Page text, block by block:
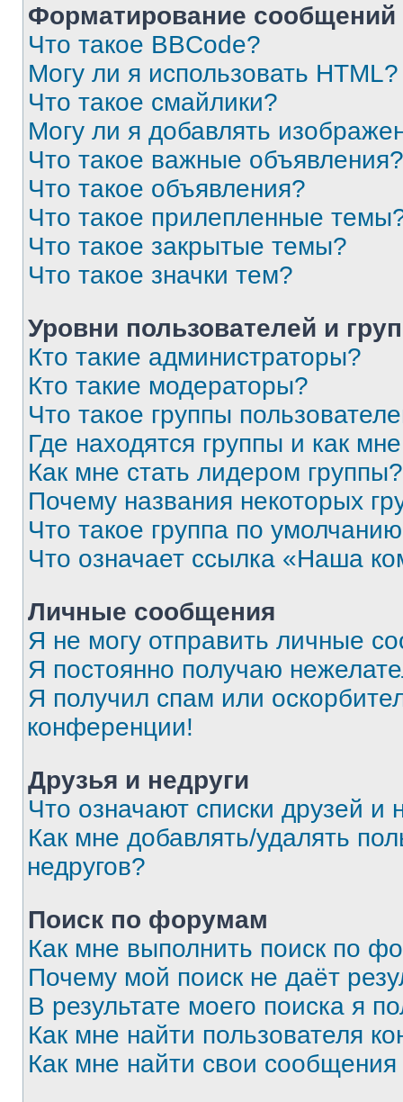
Форматирование
Что такое BBCode?
Могу ли я использовать HTML?
Что такое смайлики?
Могу ли я добавлять
Что такое важные объявления?
Что такое объявления?
Что такое прилепленные
Что такое закрытые темы?
Что такое значки тем?
Уровни пользователей и
Кто такие администраторы?
Кто такие модераторы?
Что такое группы
Где находятся группы и как
Как мне стать лидером группы?
Почему названия некоторых
Что такое группа по
Что означает ссылка «Наша
Личные сообщения
Я не могу отправить личные
Я постоянно получаю
Я получил спам или
конференции!
Друзья и недруги
Что означают списки друзей и
Как мне добавлять/удалять
недругов?
Поиск по форумам
Как мне выполнить поиск по
Почему мой поиск не даёт
В результате моего поиска я
Как мне найти пользователя
Как мне найти свои